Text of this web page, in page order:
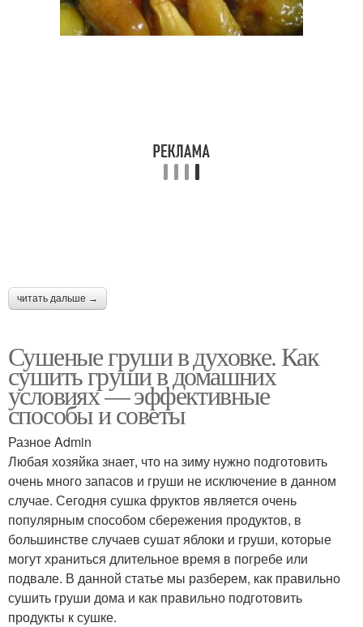
читать дальше →
Сушеные груши в духовке. Как
сушить груши в домашних
условиях — эффективные
способы и советы
Разное Admin
Любая хозяйка знает, что на зиму нужно подготовить
очень много запасов и груши не исключение в данном
случае. Сегодня сушка фруктов является очень
популярным способом сбережения продуктов, в
большинстве случаев сушат яблоки и груши, которые
могут храниться длительное время в погребе или
подвале. В данной статье мы разберем, как правильно
сушить груши дома и как правильно подготовить
продукты к сушке.